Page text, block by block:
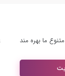
ما بهره مند